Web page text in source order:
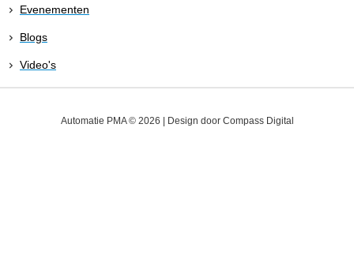
Evenementen
Blogs
Video's
Automatie PMA © 2026 | Design door Compass Digital